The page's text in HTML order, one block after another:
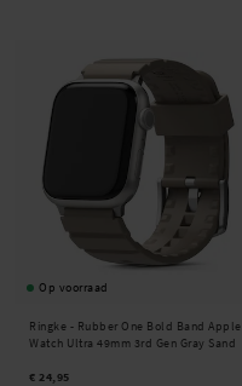
Op voorraad
Ringke - Rubber One Bold Band Apple
Watch Ultra 49mm 3rd Gen Gray Sand
€ 24,95